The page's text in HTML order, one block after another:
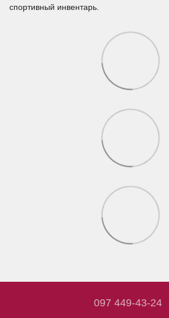
спортивный инвентарь.
097 449-43-24